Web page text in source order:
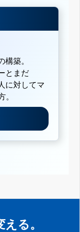
構築。
とまだ
に対してマ
。
る。